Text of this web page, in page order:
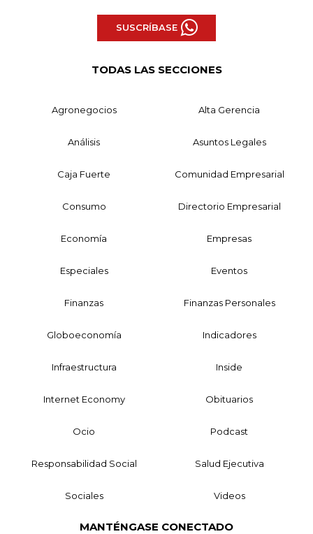
SUSCRÍBASE
TODAS LAS SECCIONES
Agronegocios Alta Gerencia
Análisis Asuntos Legales
Caja Fuerte Comunidad Empresarial
Consumo Directorio Empresarial
Economía Empresas
Especiales Eventos
Finanzas Finanzas Personales
Globoeconomía Indicadores
Infraestructura Inside
Internet Economy Obituarios
Ocio Podcast
Responsabilidad Social Salud Ejecutiva
Sociales Videos
MANTÉNGASE CONECTADO